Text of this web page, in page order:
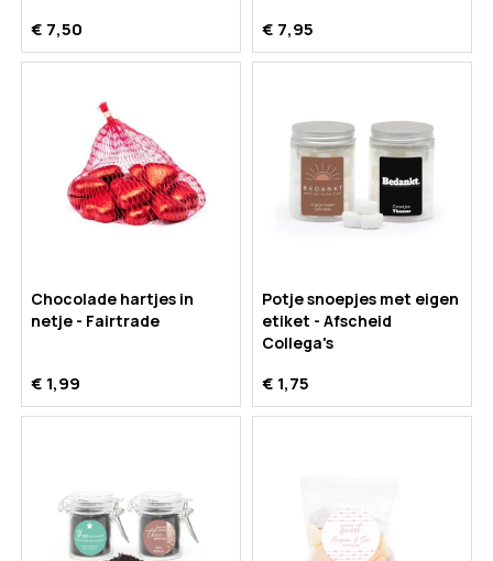
€ 7,50 € 7,95
Chocolade hartjes in
netje - Fairtrade
€ 1,99
Potje snoepjes met eigen
etiket - Afscheid
Collega's
€ 1,75